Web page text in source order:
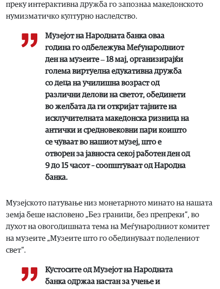
преку интерактивна дружба го запознаа македонското
нумизматичко културно наследство.
Музејот на Народната банка оваа
година го одбележува Меѓународниот
ден на музеите ‒ 18 мај, организирајќи
големa виртуелна едукативна дружба
со деца на училишна возраст од
различни делови на светот, обединети
во желбата да ги откријат тајните на
исклучителната македонска ризница на
антички и средновековни пари коишто
се чуваат во нашиот музеј, што e
отворен за јавноста секој работен ден од
9 до 15 часот – соопштуваат од Народна
банка.
Музејското патување низ монетарното минато на нашата
земја беше насловено „Без граници, без препреки“, во
духот на овогодишната тема на Меѓународниот комитет
на музеите „Музеите што го обединуваат поделениот
свет“.
Кустосите од Музејот на Народната
банка одржаа настан за учење и